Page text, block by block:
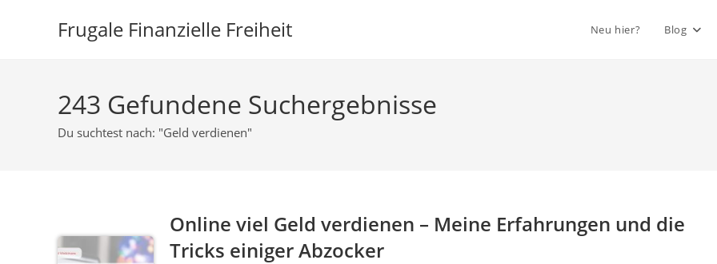
Frugale Finanzielle Freiheit Neu hier? Blog
243 Gefundene Suchergebnisse
Du suchtest nach: "Geld verdienen"
Online viel Geld verdienen – Meine Erfahrungen und die
Tricks einiger Abzocker